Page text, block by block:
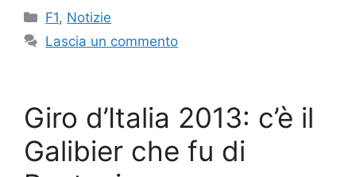
Categorie
F1, Notizie
Lascia un commento
Giro d’Italia 2013: c’è il
Galibier che fu di